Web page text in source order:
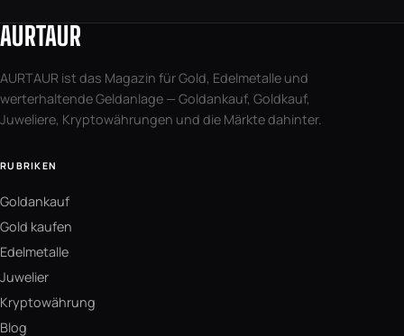
AURTAUR
AURTAUR ist das Magazin für Gold, Edelmetalle und
werterhaltende Geldanlage — Goldankauf, Goldkauf,
Juweliere, Kryptowährungen und die Märkte dahinter.
RUBRIKEN
Goldankauf
Gold kaufen
Edelmetalle
Juwelier
Kryptowährung
Blog